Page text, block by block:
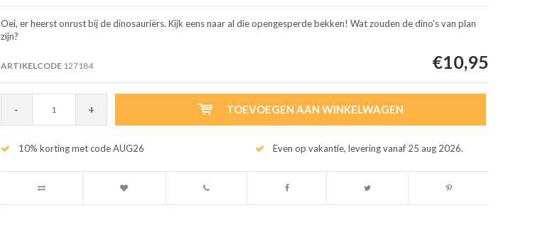
Oei, er heerst onrust bij de dinosauriërs. Kijk eens naar al die opengesperde bekken! Wat zouden de dino's van plan
zijn?
ARTIKELCODE127184 €10,95
- + TOEVOEGEN AAN WINKELWAGEN
10% korting met code AUG26 Even op vakantie, levering vanaf 25 aug 2026.